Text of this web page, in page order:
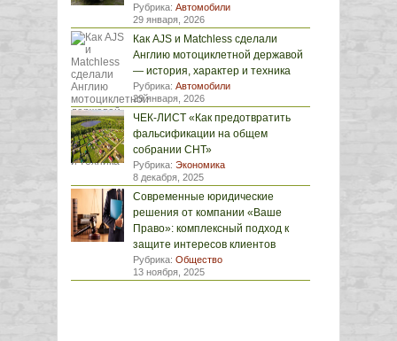
Рубрика: Автомобили
29 января, 2026
Как AJS и Matchless сделали
Англию мотоциклетной державой
— история, характер и техника
Рубрика: Автомобили
29 января, 2026
ЧЕК-ЛИСТ «Как предотвратить
фальсификации на общем
собрании СНТ»
Рубрика: Экономика
8 декабря, 2025
Современные юридические
решения от компании «Ваше
Право»: комплексный подход к
защите интересов клиентов
Рубрика: Общество
13 ноября, 2025